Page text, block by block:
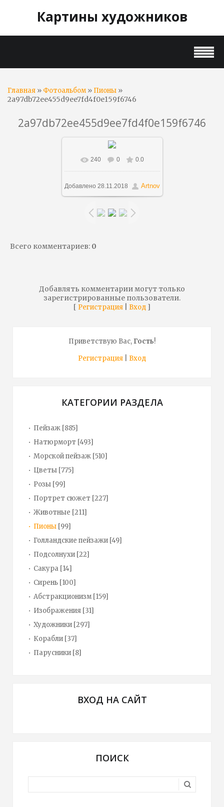
Картины художников
Главная » Фотоальбом» Пионы »
2a97db72ee455d9ee7fd4f0e159f6746
2a97db72ee455d9ee7fd4f0e159f6746
В реальном размере
564x683 / 76.0Kb
240 0 0.0
Добавлено 28.11.2018 Artnov
Всего комментариев: 0
Добавлять комментарии могут только
зарегистрированные пользователи.
[ Регистрация Вход ]
Приветствую Вас,Гость!
Регистрация
Вход
КАТЕГОРИИ РАЗДЕЛА
Пейзаж [885]
Натюрморт [493]
Морской пейзаж [510]
Цветы [775]
Розы [99]
Портрет сюжет [227]
Животные [211]
Пионы [99]
Голландские пейзажи [49]
Подсолнухи [22]
Сакура [14]
Сирень [100]
Абстракционизм [159]
Изображения [31]
Художники [297]
Корабли [37]
Парусники [8]
ВХОД НА САЙТ
ПОИСК